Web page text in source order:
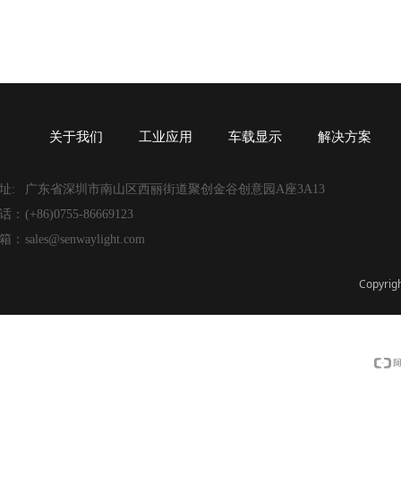
:
广东省深圳市南山区西丽街道聚创金谷创意园A座3A13
： (+86)0755-86669123
： sales@senwaylight.com
关于我们 工业应用 车载显示 解决方案